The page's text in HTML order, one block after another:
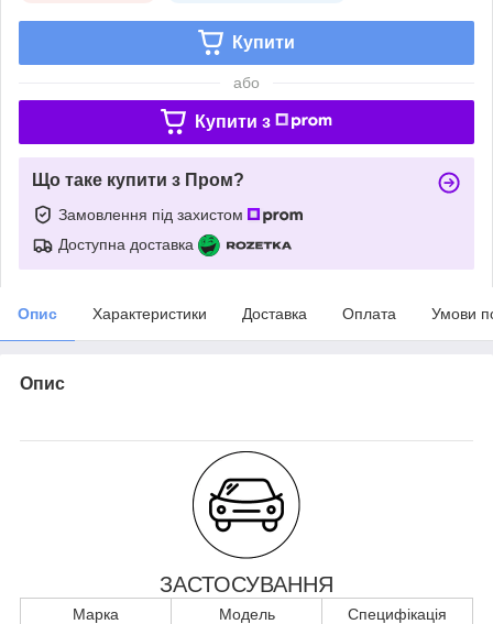
Купити
або
Купити з
Що таке купити з Пром?
Замовлення під захистом
Доступна доставка
Опис Характеристики Доставка Оплата Умови
Опис
ЗАСТОСУВАННЯ
Марка Модель
Специфікація